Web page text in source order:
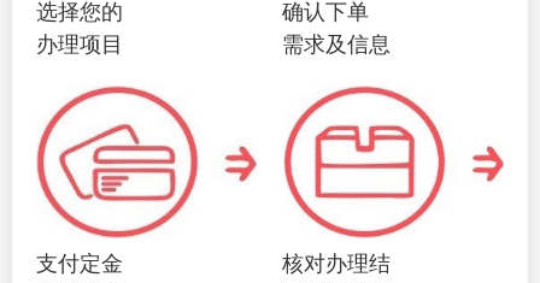
选择您的
办理项目
确认下单
需求及信息
支付定金
核对办理结